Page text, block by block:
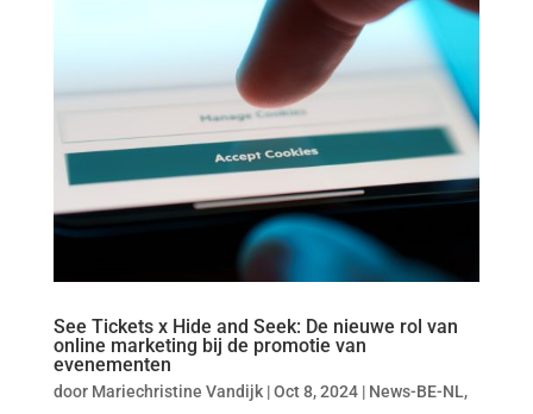
See Tickets x Hide and Seek: De nieuwe rol van
online marketing bij de promotie van
evenementen
door Mariechristine Vandijk|Oct 8, 2024| News-BE-NL,